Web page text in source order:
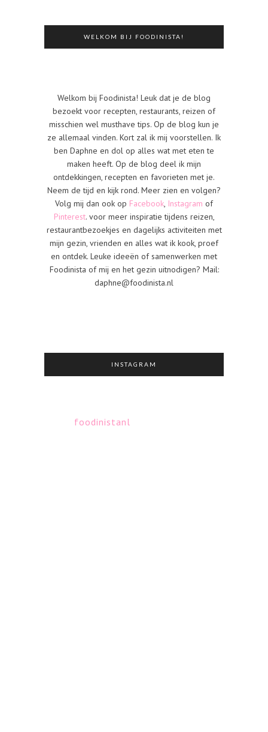
WELKOM BIJ FOODINISTA!
Welkom bij Foodinista! Leuk dat je de blog
bezoekt voor recepten, restaurants, reizen of
misschien wel musthave tips. Op de blog kun je
ze allemaal vinden. Kort zal ik mij voorstellen. Ik
ben Daphne en dol op alles wat met eten te
maken heeft. Op de blog deel ik mijn
ontdekkingen, recepten en favorieten met je.
Neem de tijd en kijk rond. Meer zien en volgen?
Volg mij dan ook op Facebook, Instagram of
Pinterest. voor meer inspiratie tijdens reizen,
restaurantbezoekjes en dagelijks activiteiten met
mijn gezin, vrienden en alles wat ik kook, proef
en ontdek. Leuke ideeën of samenwerken met
Foodinista of mij en het gezin uitnodigen? Mail:
daphne@foodinista.nl
INSTAGRAM
foodinistanl